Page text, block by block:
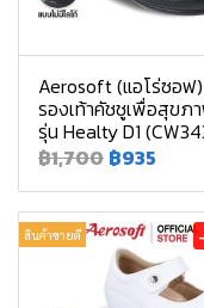
Aerosoft (แอโร่ซอฟ)
รองเท้าคัชชูเพื่อสุขภ
รุ่น Healty D1
฿1,700 ฿935
สินค้าขายดี